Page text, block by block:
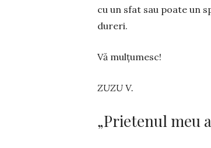
cu un sfat sau poate un
dureri.
Vă mulțumesc!
ZUZU V.
„Prietenul meu